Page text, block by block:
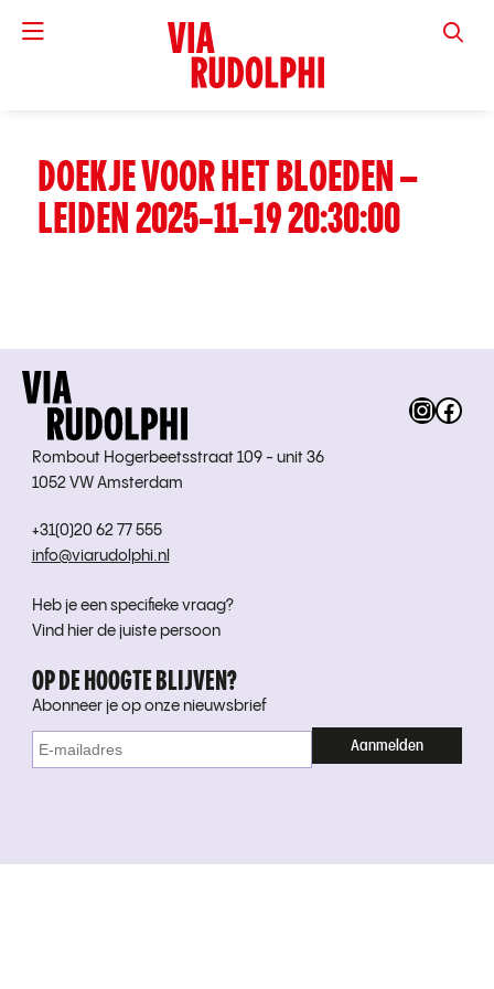
VIA
DOEKJE VOOR HET BLOEDEN –
LEIDEN 2025-11-19 20:30:00
Rombout Hogerbeetsstraat 109 - unit 36
1052 VW Amsterdam
+31(0)20 62 77 555
info@viarudolphi.nl
Heb je een specifieke vraag?
Vind hier de juiste persoon
OP DE HOOGTE BLIJVEN?
Abonneer je op onze nieuwsbrief